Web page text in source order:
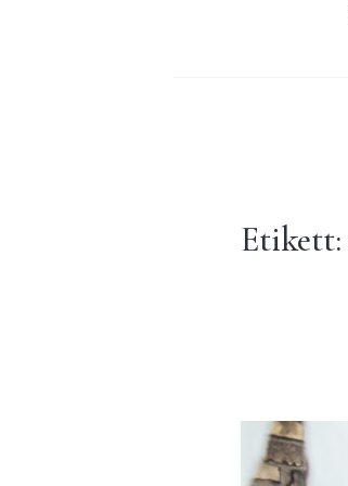
Etikett: